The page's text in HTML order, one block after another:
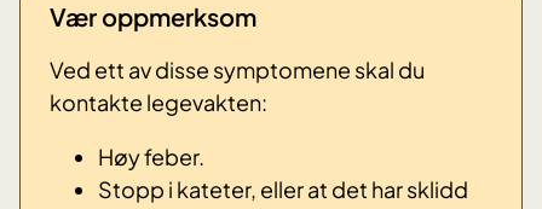
Vær oppmerksom
Ved ett av disse symptomene skal du
kontakte legevakten:
Høy feber.
Stopp i kateter, eller at det har sklidd